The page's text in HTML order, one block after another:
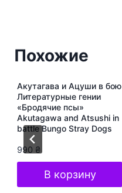
Похожие
Акутагава и Ацуши в бою
Литературные гении
«Бродячие псы»
Akutagawa and Atsushi in
battle Bungo Stray Dogs
990 ₴
В корзину